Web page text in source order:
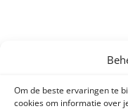
Om de beste ervaringen te
cookies om informatie over